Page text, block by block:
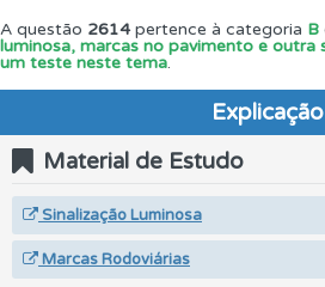
A questão 2614pertence à categoria B
luminosa, marcas no pavimento e outra
um teste neste tema.
Explicação
Material de Estudo
Sinalização Luminosa
Marcas Rodoviárias